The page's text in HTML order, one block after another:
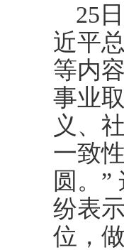
25
近平
等内
事业
义、
一致
圆。”
纷表
位，